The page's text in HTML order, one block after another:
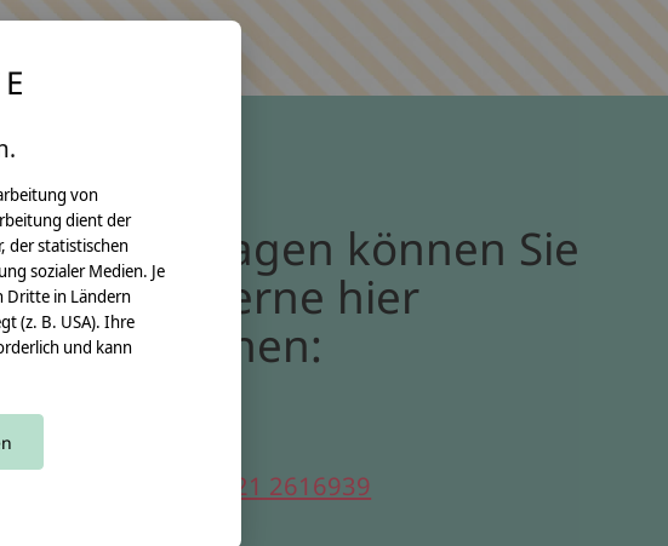
Bei Fragen können Sie
uns gerne hier
erreichen:
0221 2616939
von
dient der
der statistischen
sozialer Medien. Je
Dritte in Ländern
(z. B. USA). Ihre
und kann